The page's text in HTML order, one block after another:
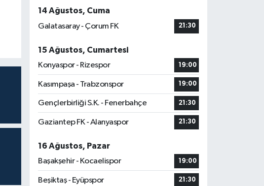
14 Ağustos, Cuma
Galatasaray - Çorum FK
21:30
15 Ağustos, Cumartesi
Konyaspor - Rizespor
19:00
Kasımpaşa - Trabzonspor 19:00
Gençlerbirliği S.K. - Fenerbahçe 21:30
Gaziantep FK - Alanyaspor 21:30
16 Ağustos, Pazar
Başakşehir - Kocaelispor
19:00
Beşiktaş - Eyüpspor 21:30